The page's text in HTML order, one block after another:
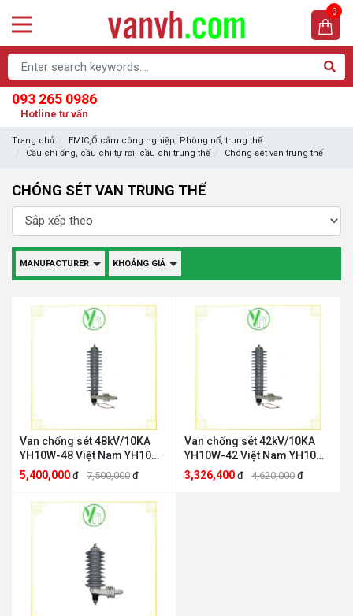
093 265 0986
Hotline tư vấn
0
Trang chủ
EMIC,Ổ cắm công nghiệp, Phòng nổ, trung thế
Cầu chì ống, cầu chì tự rơi, cầu chì trung thế
Chóng sét van trung thế
CHÓNG SÉT VAN TRUNG THẾ
Van chống sét 48kV/10KA
YH10W-48 Việt Nam YH10W-
48
5,400,000 đ 7,500,000 đ
Van chống sét 42kV/10KA
YH10W-42 Việt Nam YH10W-
42
3,326,400 đ 4,620,000 đ
MANUFACTURER KHOẢNG GIÁ